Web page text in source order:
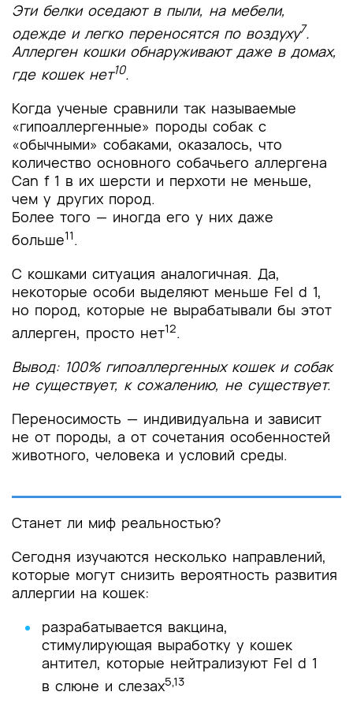
Эти белки оседают в пыли, на мебели,
одежде и легко переносятся по воздуху7.
Аллерген кошки обнаруживают даже в домах,
где кошек нет10.
Когда ученые сравнили так называемые
«гипоаллергенные» породы собак с
«обычными» собаками, оказалось, что
количество основного собачьего аллергена
Can f 1 в их шерсти и перхоти не меньше,
чем у других пород.
Более того — иногда его у них даже
больше11.
С кошками ситуация аналогичная. Да,
некоторые особи выделяют меньше Fel d 1,
но пород, которые не вырабатывали бы этот
аллерген, просто нет12.
Вывод: 100% гипоаллергенных кошек и собак
не существует, к сожалению, не существует.
Переносимость — индивидуальна и зависит
не от породы, а от сочетания особенностей
животного, человека и условий среды.
Станет ли миф реальностью?
Сегодня изучаются несколько направлений,
которые могут снизить вероятность развития
аллергии на кошек:
разрабатывается вакцина,
стимулирующая выработку у кошек
антител, которые нейтрализуют Fel d 1
в слюне и слезах5,13